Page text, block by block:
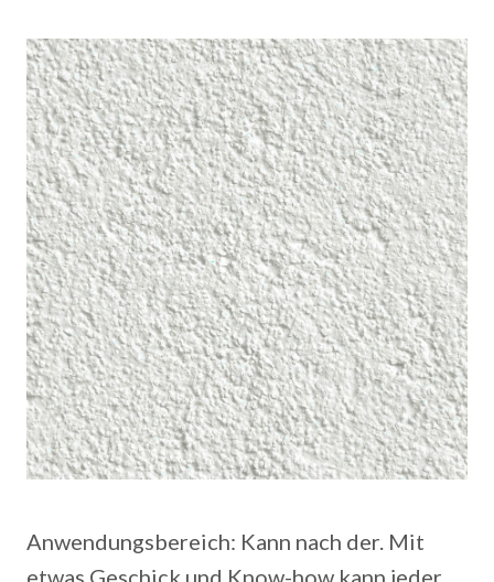
Anwendungsbereich: Kann nach der. Mit
etwas Geschick und Know-how kann jeder